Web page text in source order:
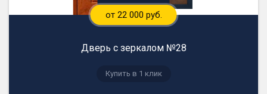
от 22 000 руб.
Дверь с зеркалом №28